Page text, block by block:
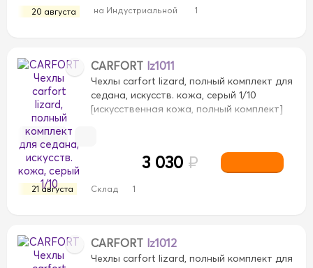
20 августа на Индустриальной 1
CARFORT lz1011
Чехлы carfort lizard, полный комплект для
седана, искусств. кожа, серый 1/10
[искусственная кожа, полный комплект]
21 августа Склад 1
3 030 ₽
CARFORT lz1012
Чехлы carfort lizard, полный комплект для